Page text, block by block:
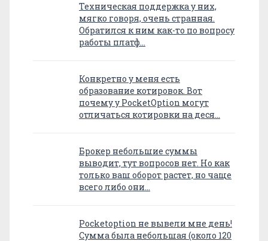
Техническая поддержка у них,
мягко говоря, очень странная.
Обратился к ним как-то по вопросу
работы платф…
Конкретно у меня есть
образование котировок. Вот
почему у PocketOption могут
отличаться котировки на деся…
Брокер небольшие суммы
выводит, тут вопросов нет. Но как
только ваш оборот растет, но чаще
всего либо они…
Pocketoption не вывели мне день!
Сумма была небольшая (около 120